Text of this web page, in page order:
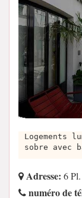
Logements
sobre avec
Adresse: 6
numéro de